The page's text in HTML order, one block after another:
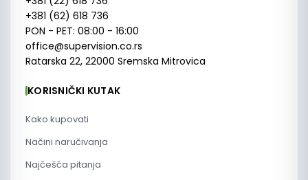
+381 (62) 618 736
PON - PET: 08:00 - 16:00
office@supervision.co.rs
Ratarska 22, 22000 Sremska Mitrovica
KORISNIČKI KUTAK
Kako kupovati
Načini naručivanja
Najčešća pitanja